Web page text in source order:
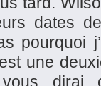
dates
pourquoi
une
dirai